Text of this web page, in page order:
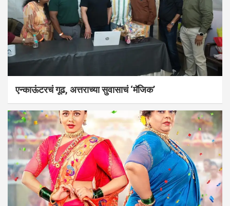
एन्काऊंटरचं गूढ, अत्तराच्या सुवासाचं ‘मॅजिक’